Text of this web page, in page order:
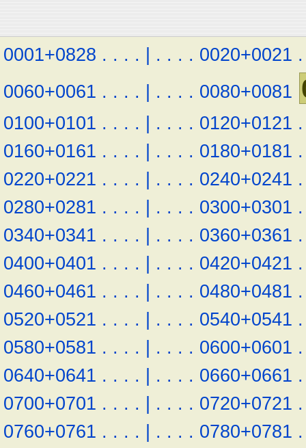
0001+0828 . . . . | . . . . 0020+0021 .
0060+0061 . . . . | . . . . 0080+0081
0100+0101 . . . . | . . . . 0120+0121 .
0160+0161 . . . . | . . . . 0180+0181 .
0220+0221 . . . . | . . . . 0240+0241 .
0280+0281 . . . . | . . . . 0300+0301 .
0340+0341 . . . . | . . . . 0360+0361 .
0400+0401 . . . . | . . . . 0420+0421 .
0460+0461 . . . . | . . . . 0480+0481 .
0520+0521 . . . . | . . . . 0540+0541 .
0580+0581 . . . . | . . . . 0600+0601 .
0640+0641 . . . . | . . . . 0660+0661 .
0700+0701 . . . . | . . . . 0720+0721 .
0760+0761 . . . . | . . . . 0780+0781 .